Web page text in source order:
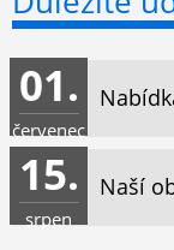
01.
červenec
Naší
15.
srpen